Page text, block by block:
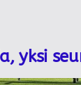
yksi